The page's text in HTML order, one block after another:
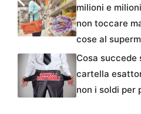
milioni e
non toccare
cose al
Cosa succede
cartella
non i soldi per